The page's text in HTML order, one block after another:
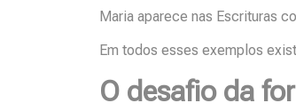
Maria aparece nas Escrituras
Em todos esses exemplos
O desafio da